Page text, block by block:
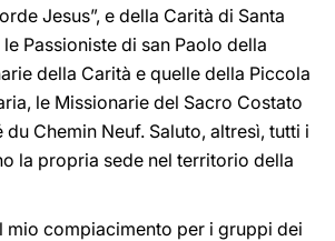
Jesus”, e della Carità di Santa
Passioniste di san Paolo della
della Carità e quelle della Piccola
le Missionarie del Sacro Costato
du Chemin Neuf. Saluto, altresì, tutti i
la propria sede nel territorio della
mio compiacimento per i gruppi dei